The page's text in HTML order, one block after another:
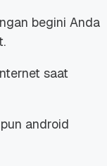
begini Anda
saat
android